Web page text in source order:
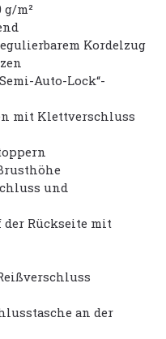
g/m²
Kordelzug
Auto-Lock“-
mit Klettverschluss
und
der Rückseite mit
an der